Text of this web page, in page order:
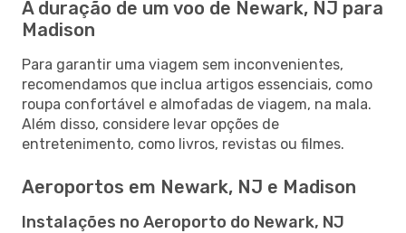
A duração de um voo de Newark, NJ para
Madison
Para garantir uma viagem sem inconvenientes,
recomendamos que inclua artigos essenciais, como
roupa confortável e almofadas de viagem, na mala.
Além disso, considere levar opções de
entretenimento, como livros, revistas ou filmes.
Aeroportos em Newark, NJ e Madison
Instalações no Aeroporto do Newark, NJ